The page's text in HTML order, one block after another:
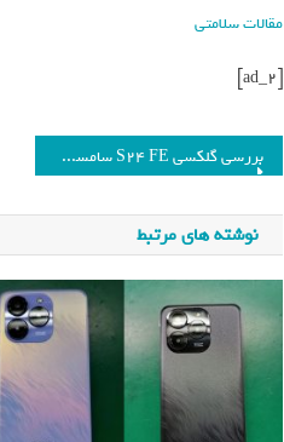
مقالات سلامتی
[ad_2]
بررسی گلکسی S24 FE سامسونگ و مقایسه با گلکسی S23 FE_فرنگی
نوشته های مرتبط